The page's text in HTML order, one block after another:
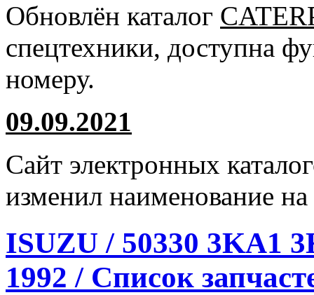
Обновлён каталог
спецтехники, доступна
номеру.
09.09.2021
Сайт электронных
изменил наименование на
ISUZU / 50330 3KA1
1992 / Список